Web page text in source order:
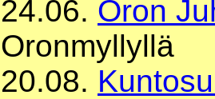
24.06. Oron
Oronmyllyllä
20.08.